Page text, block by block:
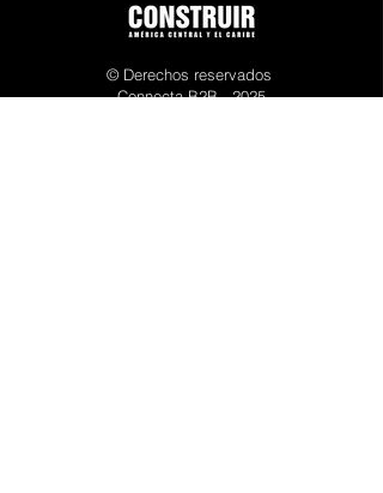
© Derechos reservados
Connecta B2B - 2025